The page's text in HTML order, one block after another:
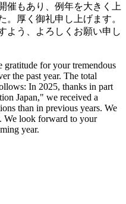
催もあり、例年を大きく上
。厚く御礼申し上げます。
よう、よろしくお願い申し
gratitude for your tremendous
the past year. The total
In 2025, thanks in part
Japan," we received a
than in previous years. We
We look forward to your
year.